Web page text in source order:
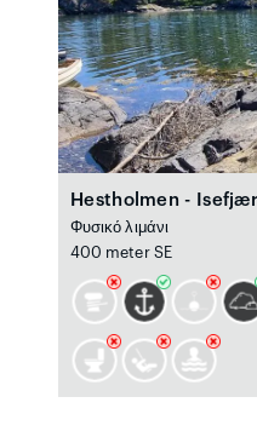
Hestholmen -
Φυσικό λιμάνι
400 meter SE